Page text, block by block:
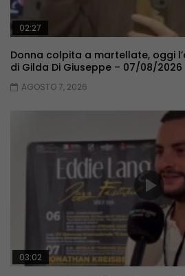
02:27
Donna colpita a martellate, oggi
di Gilda Di Giuseppe – 07/08/2026
AGOSTO 7, 2026
03:02